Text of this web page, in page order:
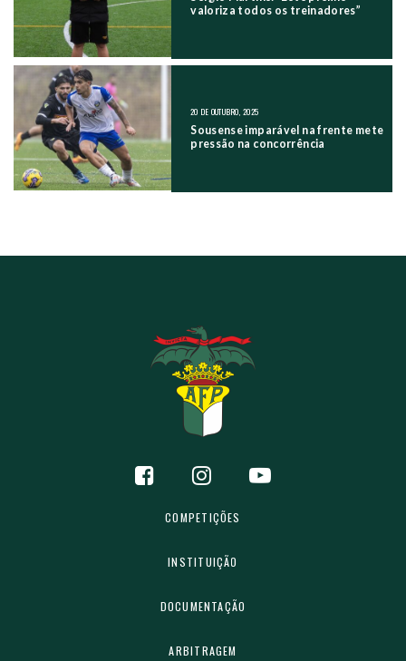
valoriza todos os treinadores”
20 DE OUTUBRO, 2025
Sousense imparável na frente mete
pressão na concorrência
COMPETIÇÕES
INSTITUIÇÃO
DOCUMENTAÇÃO
ARBITRAGEM